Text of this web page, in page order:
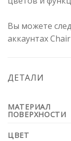
Вы можете
аккаунтах
ДЕТАЛИ
МАТЕРИАЛ
ПОВЕРХНОСТИ
ЦВЕТ